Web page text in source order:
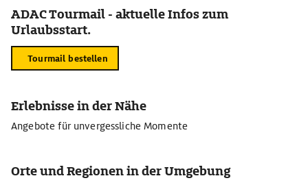
ADAC Tourmail - aktuelle Infos zum
Urlaubsstart.
Tourmail bestellen
Erlebnisse in der Nähe
Angebote für unvergessliche Momente
Orte und Regionen in der Umgebung